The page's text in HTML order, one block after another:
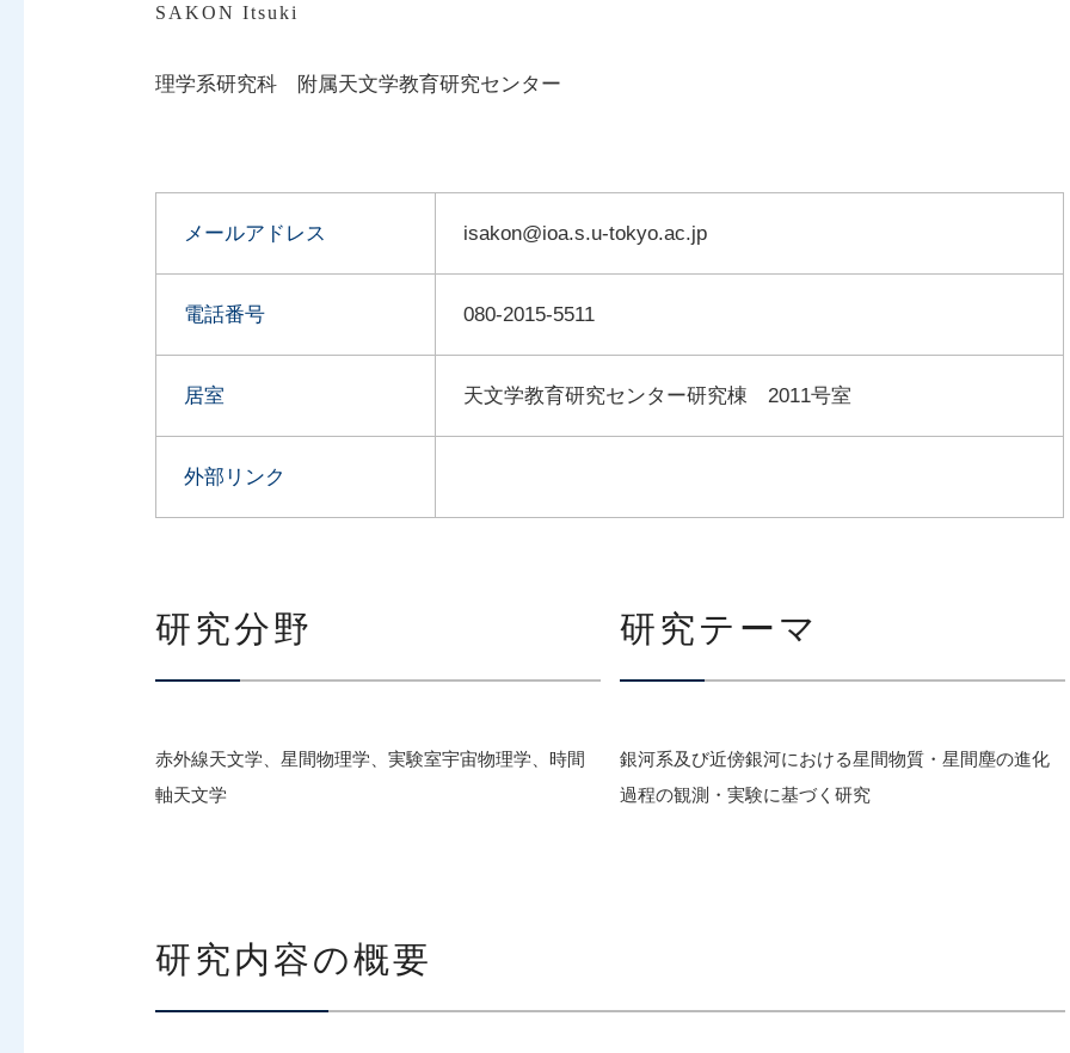
SAKON Itsuki
理学系研究科 附属天文学教育研究センター
メールアドレス isakon@ioa.s.u-tokyo.ac.jp
電話番号 080-2015-5511
居室 天文学教育研究センター研究棟 2011号室
外部リンク
研究分野
赤外線天文学、星間物理学、実験室宇宙物理学、時間
軸天文学
研究テーマ
銀河系及び近傍銀河における星間物質・星間塵の進化
過程の観測・実験に基づく研究
研究内容の概要